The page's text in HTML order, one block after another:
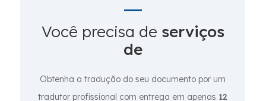
Você precisa de serviços
de
Obtenha a tradução do seu documento por um
tradutor profissional com entrega em apenas 12